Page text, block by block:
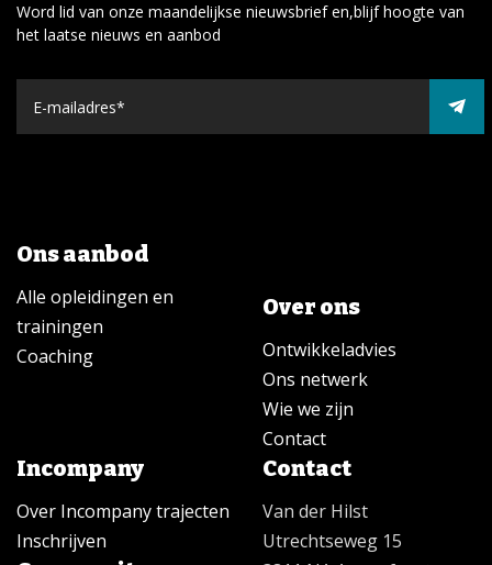
Word lid van onze maandelijkse nieuwsbrief en,blijf hoogte van
het laatse nieuws en aanbod
Ons aanbod
Alle opleidingen en
trainingen
Coaching
Over ons
Ontwikkeladvies
Ons netwerk
Wie we zijn
Contact
Incompany
Over Incompany trajecten
Inschrijven
Contact
Van der Hilst
Utrechtseweg 15